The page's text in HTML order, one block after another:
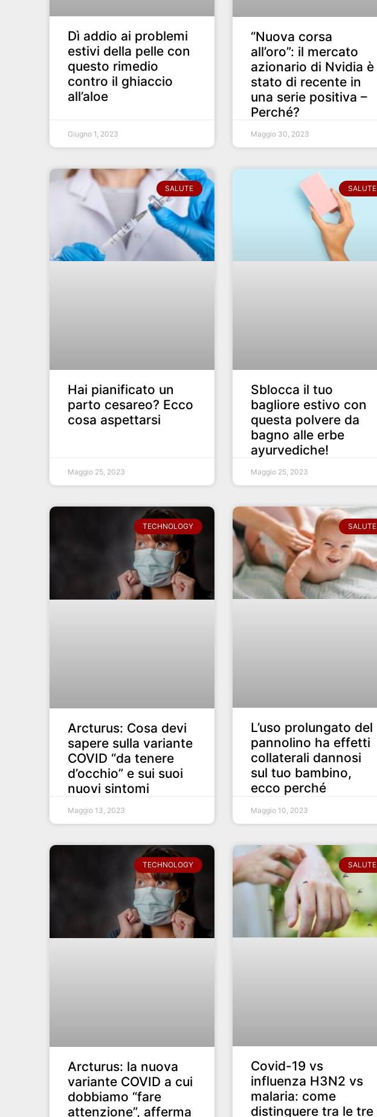
Dì addio ai problemi
estivi della pelle con
questo rimedio
contro il ghiaccio
all’aloe
Giugno 1, 2023
“Nuova corsa
all’oro”: il mercato
azionario di Nvidia è
stato di recente in
una serie positiva –
Perché?
Maggio 30, 2023
SALUTE
Hai pianificato un
parto cesareo? Ecco
cosa aspettarsi
Maggio 25, 2023
SALUTE
Sblocca il tuo
bagliore estivo con
questa polvere da
bagno alle erbe
ayurvediche!
Maggio 25, 2023
TECHNOLOGY
Arcturus: Cosa devi
sapere sulla variante
COVID “da tenere
d’occhio” e sui suoi
nuovi sintomi
Maggio 13, 2023
SALUTE
L’uso prolungato del
pannolino ha effetti
collaterali dannosi
sul tuo bambino,
ecco perché
Maggio 10, 2023
TECHNOLOGY
Arcturus: la nuova
variante COVID a cui
dobbiamo “fare
attenzione”, afferma
SALUTE
Covid-19 vs
influenza H3N2 vs
malaria: come
distinguere tra le tre